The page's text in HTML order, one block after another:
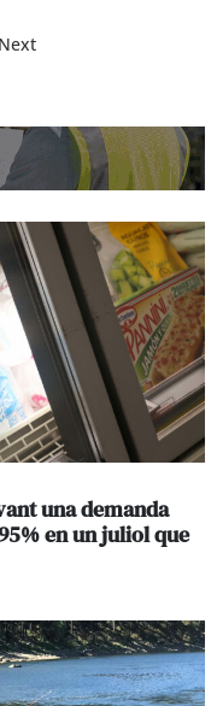
Next
una demanda
en un juliol que